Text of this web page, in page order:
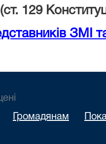
129
ЗМІ
Громадянам